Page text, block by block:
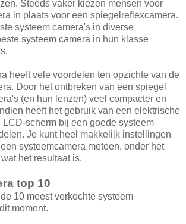
Steeds vaker kiezen mensen voor
in plaats voor een spiegelreflexcamera.
systeem camera's in diverse
systeem camera in hun klasse
heeft vele voordelen ten opzichte van de
Door het ontbreken van een spiegel
(en hun lenzen) veel compacter en
heeft het gebruik van een elektrische
scherm bij een goede systeem
Je kunt heel makkelijk instellingen
systeemcamera meteen, onder het
het resultaat is.
top 10
10 meest verkochte systeem
moment.